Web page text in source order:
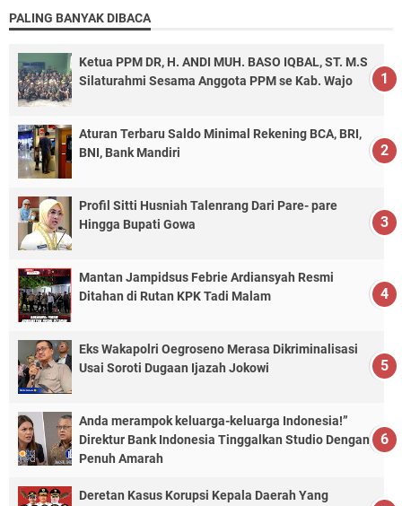
PALING BANYAK DIBACA
Ketua PPM DR, H. ANDI MUH. BASO IQBAL, ST. M.S
Silaturahmi Sesama Anggota PPM se Kab. Wajo
Aturan Terbaru Saldo Minimal Rekening BCA, BRI,
BNI, Bank Mandiri
Profil Sitti Husniah Talenrang Dari Pare- pare
Hingga Bupati Gowa
Mantan Jampidsus Febrie Ardiansyah Resmi
Ditahan di Rutan KPK Tadi Malam
Eks Wakapolri Oegroseno Merasa Dikriminalisasi
Usai Soroti Dugaan Ijazah Jokowi
Anda merampok keluarga-keluarga Indonesia!”
Direktur Bank Indonesia Tinggalkan Studio Dengan
Penuh Amarah
Deretan Kasus Korupsi Kepala Daerah Yang